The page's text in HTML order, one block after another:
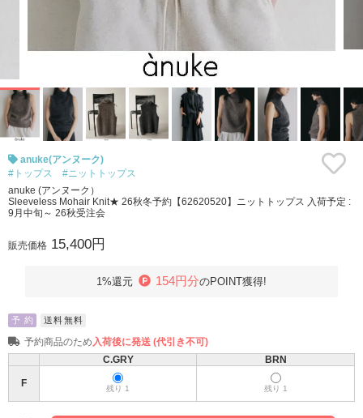
anuke(アンヌーク)
#トップス
#ニットトップス
anuke (アンヌーク）
Sleeveless Mohair Knit★ 26秋冬予約【62620520】ニットトップス 入荷予定 :
9月中旬～ 26秋受注会
販売価格 15,400円
1%還元 154円分のPOINT獲得!
予 約 送料無料
予約商品のため入荷後に発送 (代引き不可)
C.GRY
BRN
F 残り 1 残り 1